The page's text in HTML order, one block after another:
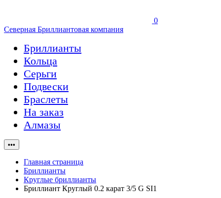
0
Северная Бриллиантовая компания
Бриллианты
Кольца
Серьги
Подвески
Браслеты
На заказ
Алмазы
•••
Главная страница
Бриллианты
Круглые бриллианты
Бриллиант Круглый 0.2 карат 3/5 G SI1